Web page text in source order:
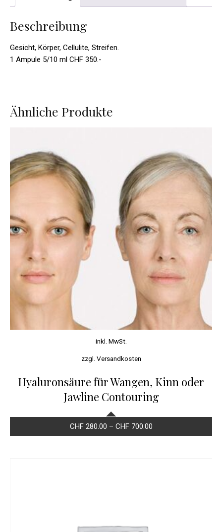
Beschreibung
Gesicht, Körper, Cellulite, Streifen.
1 Ampule 5/10 ml CHF 350.-
Ähnliche Produkte
inkl. MwSt.
zzgl. Versandkosten
Hyaluronsäure für Wangen, Kinn oder
Jawline Contouring
CHF280.00 – CHF700.00